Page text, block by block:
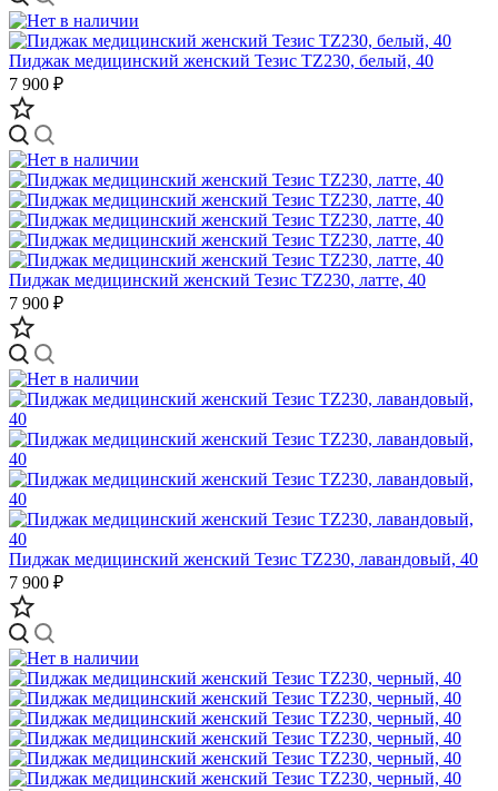
Пиджак медицинский женский Тезис TZ230, белый, 40
7 900 ₽
Пиджак медицинский женский Тезис TZ230, латте, 40
7 900 ₽
Пиджак медицинский женский Тезис TZ230, лавандовый, 40
7 900 ₽